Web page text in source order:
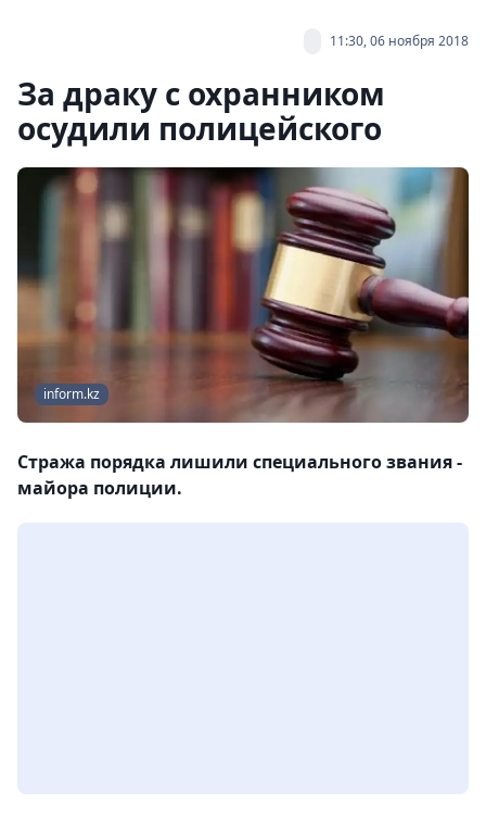
11:30, 06 ноября 2018
За драку с охранником
осудили полицейского
inform.kz
Стража порядка лишили специального звания -
майора полиции.